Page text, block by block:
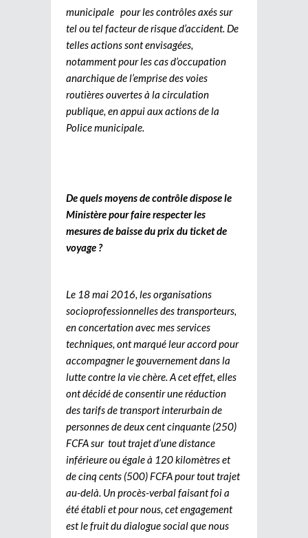
municipale pour les contrôles axés sur
tel ou tel facteur de risque d’accident. De
telles actions sont envisagées,
notamment pour les cas d’occupation
anarchique de l’emprise des voies
routières ouvertes à la circulation
publique, en appui aux actions de la
Police municipale.
De quels moyens de contrôle dispose le
Ministère pour faire respecter les
mesures de baisse du prix du ticket de
voyage ?
Le 18 mai 2016, les organisations
socioprofessionnelles des transporteurs,
en concertation avec mes services
techniques, ont marqué leur accord pour
accompagner le gouvernement dans la
lutte contre la vie chère. A cet effet, elles
ont décidé de consentir une réduction
des tarifs de transport interurbain de
personnes de deux cent cinquante (250)
FCFA sur tout trajet d’une distance
inférieure ou égale à 120 kilomètres et
de cinq cents (500) FCFA pour tout trajet
au-delà. Un procès-verbal faisant foi a
été établi et pour nous, cet engagement
est le fruit du dialogue social que nous